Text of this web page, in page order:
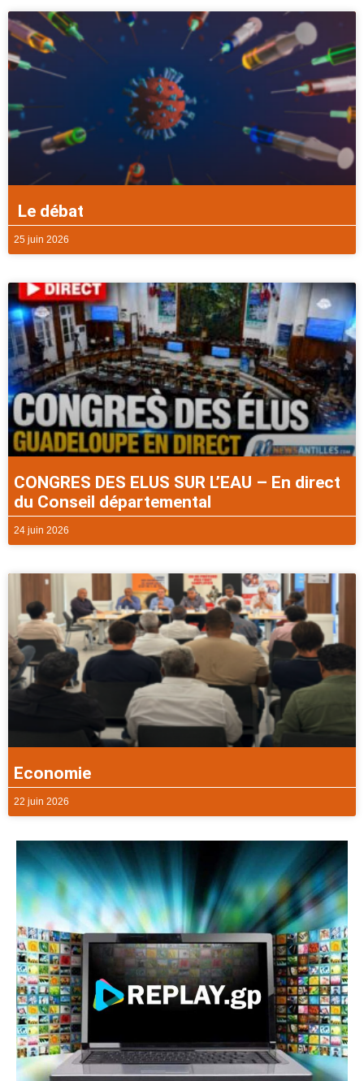
Le débat
25 juin 2026
CONGRES DES ELUS SUR L’EAU – En direct
du Conseil départemental
24 juin 2026
Economie
22 juin 2026